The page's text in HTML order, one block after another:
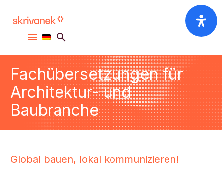
Fachübersetzungen für
Architektur- und
Baubranche
Global bauen, lokal kommunizieren!